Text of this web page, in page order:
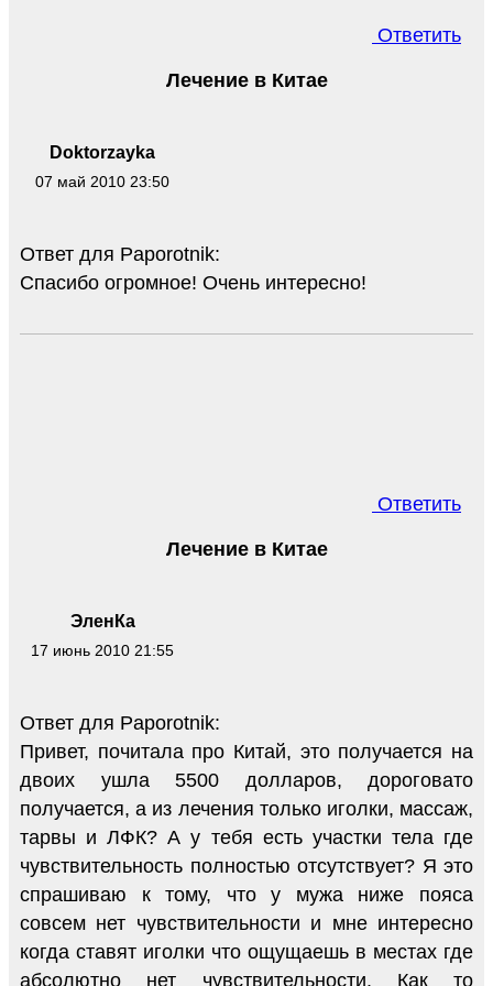
Ответить
Doktorzayka
07 май 2010 23:50
Лечение в Китае
Ответ для Paporotnik:
Спасибо огромное! Очень интересно!
Ответить
ЭленКа
17 июнь 2010 21:55
Лечение в Китае
Ответ для Paporotnik:
Привет, почитала про Китай, это получается на
двоих ушла 5500 долларов, дороговато
получается, а из лечения только иголки, массаж,
тарвы и ЛФК? А у тебя есть участки тела где
чувствительность полностью отсутствует? Я это
спрашиваю к тому, что у мужа ниже пояса
совсем нет чувствительности и мне интересно
когда ставят иголки что ощущаешь в местах где
абсолютно нет чувствительности. Как то